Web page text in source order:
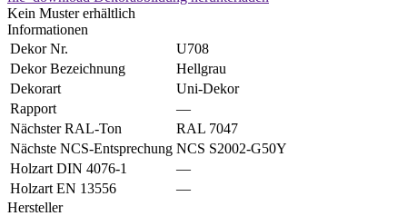
Kein Muster erhältlich
Informationen
Dekor Nr.
U708
Dekor Bezeichnung
Hellgrau
Dekorart
Uni-Dekor
Rapport
—
Nächster RAL-Ton
RAL 7047
Nächste NCS-Entsprechung NCS S2002-G50Y
Holzart DIN 4076-1
—
Holzart EN 13556
—
Hersteller